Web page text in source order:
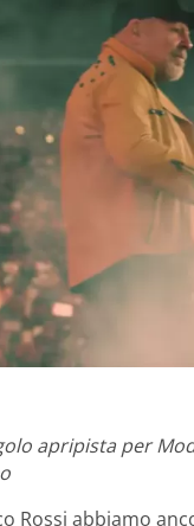
apripista per
Rossi abbiamo